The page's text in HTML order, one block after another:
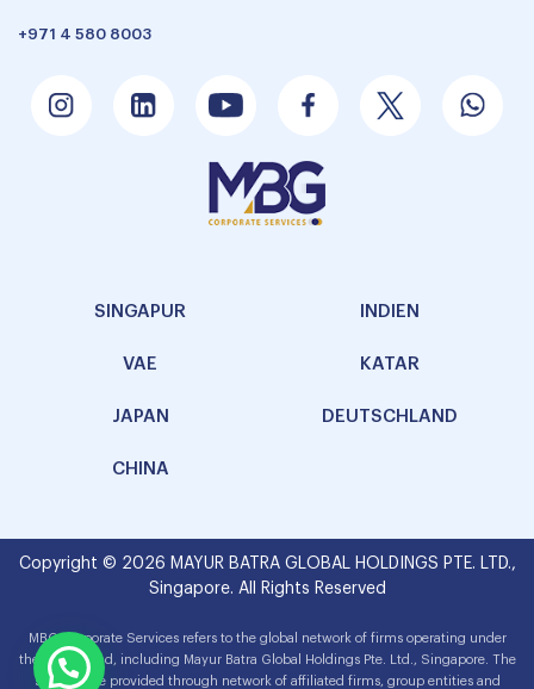
+971 4 580 8003
SINGAPUR INDIEN
VAE KATAR
JAPAN DEUTSCHLAND
CHINA
Copyright © 2026 MAYUR BATRA GLOBAL HOLDINGS PTE. LTD.,
Singapore. All Rights Reserved
MBG Corporate Services refers to the global network of firms operating under
the MBG brand, including Mayur Batra Global Holdings Pte. Ltd., Singapore. The
services are provided through network of affiliated firms, group entities and